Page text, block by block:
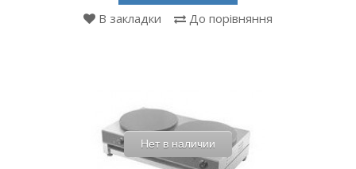
В закладки До порівняння
Нет в наличии